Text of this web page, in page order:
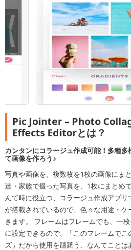
Pic Jointer – Photo
Effects Editorとは？
カンタンにコラージュ作成可能！多種
て画像を作ろう♪
写真や画像を、複数枚を1枚の画像にま
達・家族で撮った写真を、1枚にまとめ
んて時に役立つ、コラージュ作成アプ
が搭載されているので、色々な用途・
きます。 フレームはフレームでも、一
に設定できるので、「このフレームでこ
ズ」だから使用を躊躇う、なんてこと